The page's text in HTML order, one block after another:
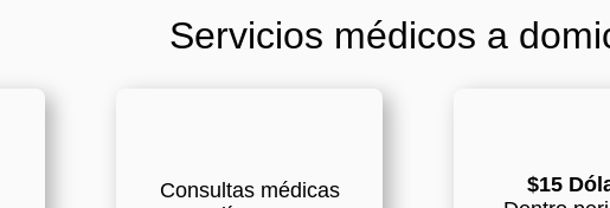
Servicios médicos a
Consultas médicas
$15